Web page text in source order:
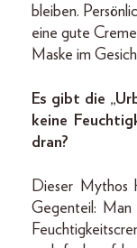
bleiben.
eine gute
Maske im
Es gibt die
keine
dran?
Dieser Mythos
Gegenteil: Man